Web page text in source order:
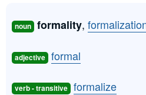
noun formality,
adjective formal
verb - transitive formalize